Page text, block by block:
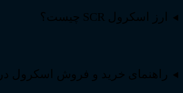
ارز اسکرول SCR چیست؟
راهنمای خرید و فروش اسکرول